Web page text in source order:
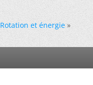
Rotation et énergie »